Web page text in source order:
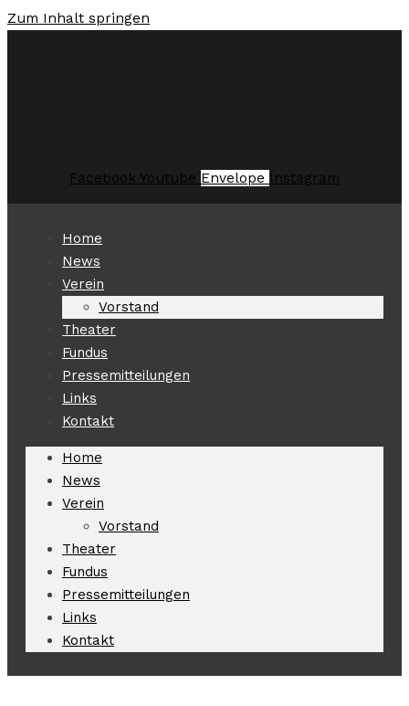
Zum Inhalt springen
Facebook Youtube Envelope Instagram
Home
News
Verein
Vorstand
Theater
Fundus
Pressemitteilungen
Links
Kontakt
Home
News
Verein
Vorstand
Theater
Fundus
Pressemitteilungen
Links
Kontakt